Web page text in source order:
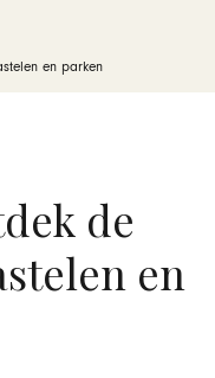
en parken
de
en